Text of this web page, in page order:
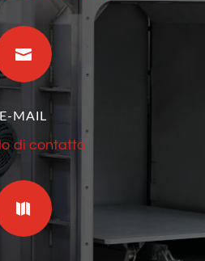

E-MAIL
di contatto
